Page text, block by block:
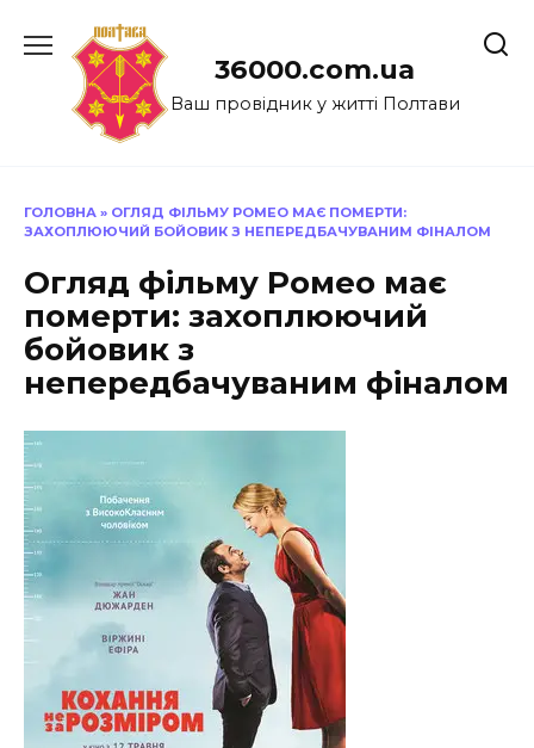
до
36000.com.ua
Ваш провідник у житті Полтави
ГОЛОВНА » ОГЛЯД ФІЛЬМУ РОМЕО МАЄ ПОМЕРТИ:
ЗАХОПЛЮЮЧИЙ БОЙОВИК З НЕПЕРЕДБАЧУВАНИМ ФІНАЛОМ
Огляд фільму Ромео має
померти: захоплюючий
бойовик з
непередбачуваним фіналом